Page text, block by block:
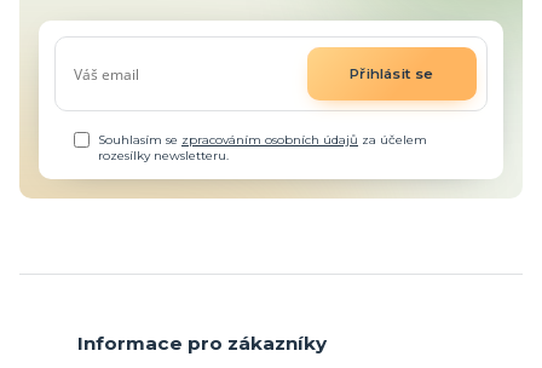
Přihlásit se
Souhlasím se zpracováním osobních údajů za účelem
rozesílky newsletteru.
Informace pro zákazníky